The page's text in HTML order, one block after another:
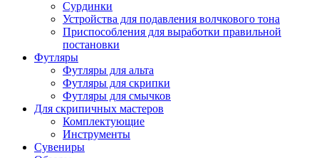
Сурдинки
Устройства для подавления волчкового тона
Приспособления для выработки правильной
постановки
Футляры
Футляры для альта
Футляры для скрипки
Футляры для смычков
Для скрипичных мастеров
Комплектующие
Инструменты
Сувениры